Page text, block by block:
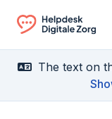
Ga naar de
The text on